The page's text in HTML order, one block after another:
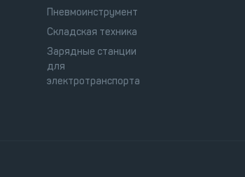
Пневмоинструмент
Складская техника
Зарядные станции
для
электротранспорта